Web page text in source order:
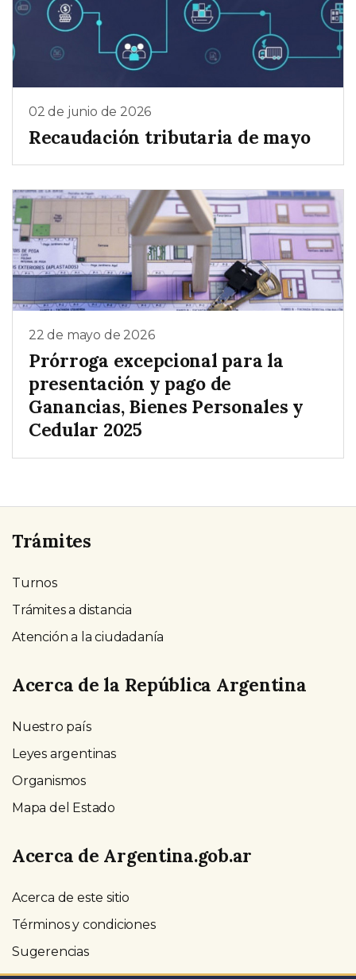
02 de junio de 2026
Recaudación tributaria de mayo
22 de mayo de 2026
Prórroga excepcional para la
presentación y pago de
Ganancias, Bienes Personales y
Cedular 2025
Trámites
Turnos
Trámites a distancia
Atención a la ciudadanía
Acerca de la República Argentina
Nuestro país
Leyes argentinas
Organismos
Mapa del Estado
Acerca de Argentina.gob.ar
Acerca de este sitio
Términos y condiciones
Sugerencias